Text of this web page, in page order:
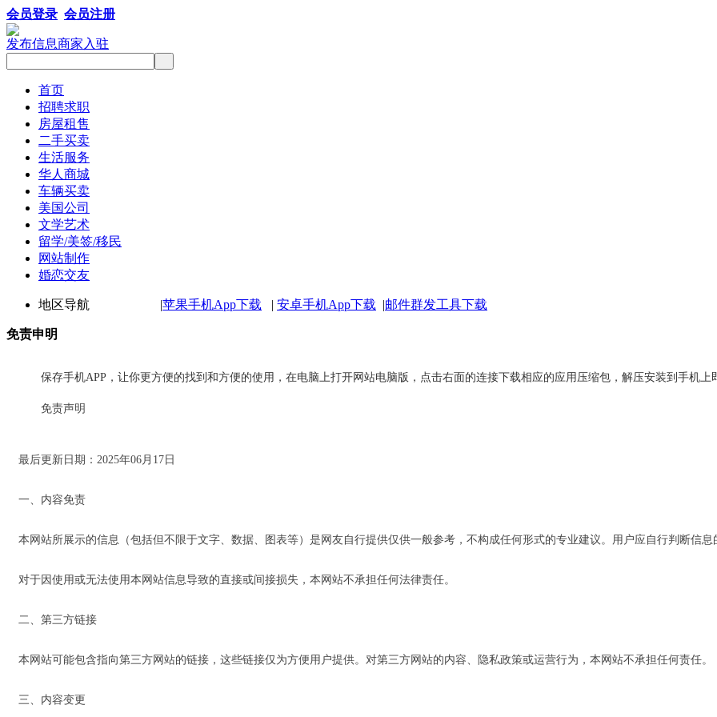
会员登录 会员注册
发布信息商家入驻
首页
招聘求职
房屋租售
二手买卖
生活服务
华人商城
车辆买卖
美国公司
文学艺术
留学/美签/移民
网站制作
婚恋交友
地区导航 |苹果手机App下载 | 安卓手机App下载 |邮件群发工具下载
免责申明
保存手机APP，让你更方便的找到和方便的使用，在电脑上打开网站电脑版，点击右面的连接下载相应的应用压缩包，解压安装到手机上
免责声明
最后更新日期：2025年06月17日
一、内容免责
本网站所展示的信息（包括但不限于文字、数据、图表等）是网友自行提供仅供一般参考，不构成任何形式的专业建议。用户应自行判断信息
对于因使用或无法使用本网站信息导致的直接或间接损失，本网站不承担任何法律责任。
二、第三方链接
本网站可能包含指向第三方网站的链接，这些链接仅为方便用户提供。对第三方网站的内容、隐私政策或运营行为，本网站不承担任何责任。
三、内容变更